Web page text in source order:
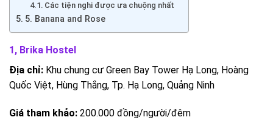
Các tiện nghi được ưa chuộng nhất
5. Banana and Rose
1, Brika Hostel
Địa chỉ: Khu chung cư Green Bay Tower Hạ Long, Hoàng
Quốc Việt, Hùng Thắng, Tp. Hạ Long, Quảng Ninh
Giá tham khảo: 200.000 đồng/người/đêm